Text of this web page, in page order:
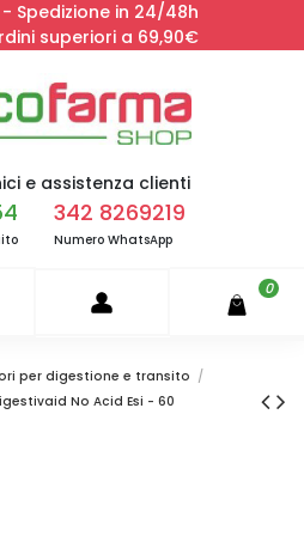
Spedizione in 24/48h
superiori a 69,90€
e assistenza clienti
342 8269219
Numero WhatsApp
0
per digestione e transito
No Acid Esi - 60